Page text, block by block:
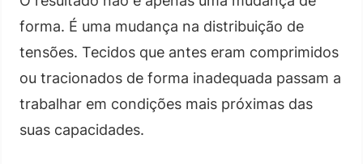
forma. É uma mudança na distribuição de
tensões. Tecidos que antes eram comprimidos
ou tracionados de forma inadequada passam a
trabalhar em condições mais próximas das
suas capacidades.